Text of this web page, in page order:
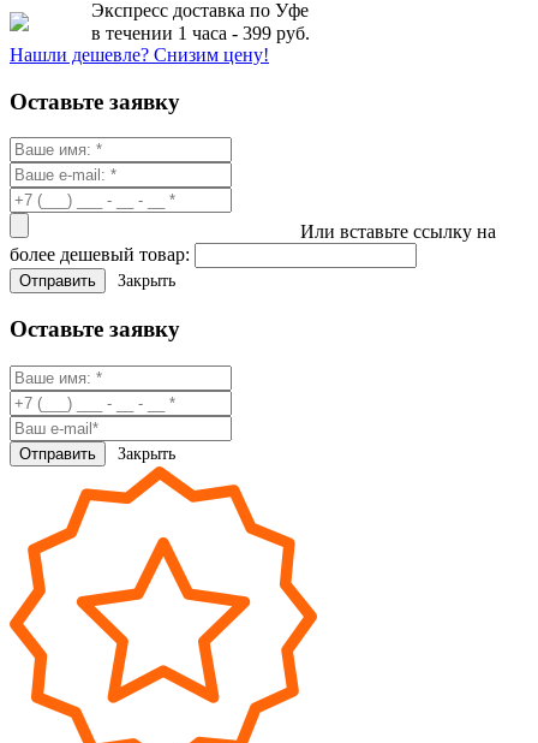
Экспресс доставка по Уфе
в течении 1 часа - 399 руб.
Нашли дешевле? Снизим цену!
Оставьте заявку
Или вставьте ссылку на
более дешевый товар:
Закрыть
Оставьте заявку
Закрыть